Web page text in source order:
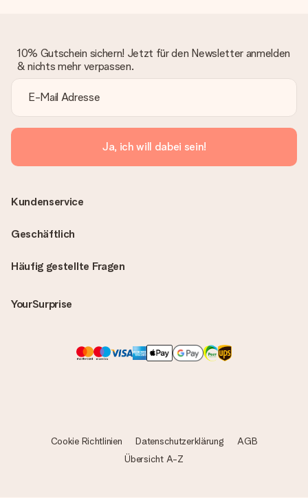
10% Gutschein sichern! Jetzt für den Newsletter anmelden
& nichts mehr verpassen.
Ja, ich will dabei sein!
Häufig gestellte Fragen
YourSurprise
Kundenservice
Geschäftlich
Cookie Richtlinien Datenschutzerklärung
AGB
Übersicht A-Z